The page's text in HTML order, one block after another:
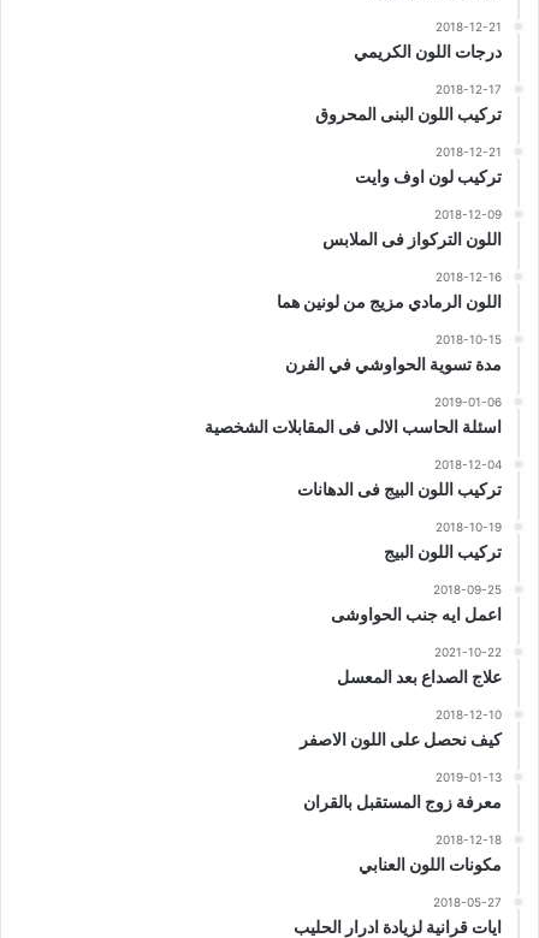
2018-12-21
درجات اللون الكريمي
2018-12-17
تركيب اللون البنى المحروق
2018-12-21
تركيب لون اوف وايت
2018-12-09
اللون التركواز فى الملابس
2018-12-16
اللون الرمادي مزيج من لونين هما
2018-10-15
مدة تسوية الحواوشي في الفرن
2019-01-06
اسئلة الحاسب الالى فى المقابلات الشخصية
2018-12-04
تركيب اللون البيج فى الدهانات
2018-10-19
تركيب اللون البيج
2018-09-25
اعمل ايه جنب الحواوشى
2021-10-22
علاج الصداع بعد المعسل
2018-12-10
كيف نحصل على اللون الاصفر
2019-01-13
معرفة زوج المستقبل بالقران
2018-12-18
مكونات اللون العنابي
2018-05-27
ايات قرانية لزيادة ادرار الحليب